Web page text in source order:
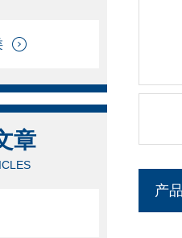
章
产